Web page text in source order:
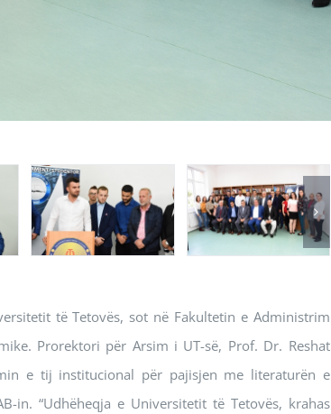
të Tetovës, sot në Fakultetin e Administrim
Prorektori për Arsim i UT-së, Prof. Dr. Reshat
e tij institucional për pajisjen me literaturën e
in. “Udhëheqja e Universitetit të Tetovës, krahas